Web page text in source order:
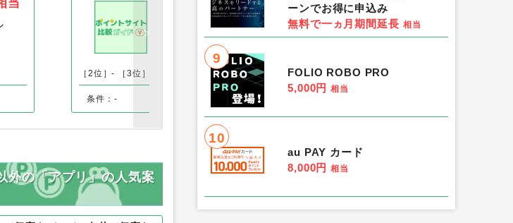
Animal Connect DX（累計スコア36,000点獲
0円 相当
ハピタス
条件：-
Zuma puzzle DX（iOS）
ーンでお得に申込み
無料で一ヵ月期間延長 相当
9
FOLIO ROBO PRO
5,000円 相当
10
au PAY カード
8,000円 相当